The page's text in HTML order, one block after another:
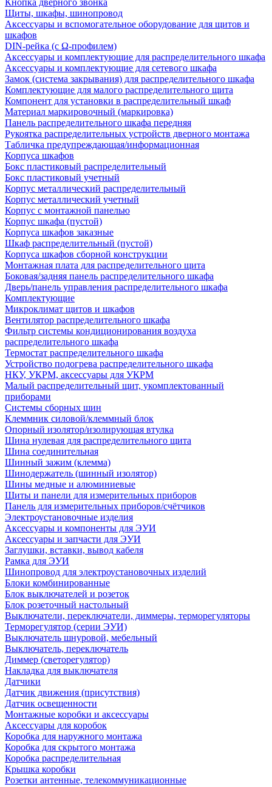
Кнопка дверного звонка
Щиты, шкафы, шинопровод
Аксессуары и вспомогательное оборудование для щитов и
шкафов
DIN-рейка (с Ω-профилем)
Аксессуары и комплектующие для распределительного шкафа
Аксессуары и комплектующие для сетевого шкафа
Замок (система закрывания) для распределительного шкафа
Комплектующие для малого распределительного щита
Компонент для установки в распределительный шкаф
Материал маркировочный (маркировка)
Панель распределительного шкафа передняя
Рукоятка распределительных устройств дверного монтажа
Табличка предупреждающая/информационная
Корпуса шкафов
Бокс пластиковый распределительный
Бокс пластиковый учетный
Корпус металлический распределительный
Корпус металлический учетный
Корпус с монтажной панелью
Корпус шкафа (пустой)
Корпуса шкафов заказные
Шкаф распределительный (пустой)
Корпуса шкафов сборной конструкции
Монтажная плата для распределительного щита
Боковая/задняя панель распределительного шкафа
Дверь/панель управления распределительного шкафа
Комплектующие
Микроклимат щитов и шкафов
Вентилятор распределительного шкафа
Фильтр системы кондиционирования воздуха
распределительного шкафа
Термостат распределительного шкафа
Устройство подогрева распределительного шкафа
НКУ, УКРМ, аксессуары для УКРМ
Малый распределительный щит, укомплектованный
приборами
Системы сборных шин
Клеммник силовой/клеммный блок
Опорный изолятор/изолирующая втулка
Шина нулевая для распределительного щита
Шина соединительная
Шинный зажим (клемма)
Шинодержатель (шинный изолятор)
Шины медные и алюминиевые
Щиты и панели для измерительных приборов
Панель для измерительных приборов/счётчиков
Электроустановочные изделия
Аксессуары и компоненты для ЭУИ
Аксессуары и запчасти для ЭУИ
Заглушки, вставки, вывод кабеля
Рамка для ЭУИ
Шинопровод для электроустановочных изделий
Блоки комбинированные
Блок выключателей и розеток
Блок розеточный настольный
Выключатели, переключатели, диммеры, терморегуляторы
Терморегулятор (серии ЭУИ)
Выключатель шнуровой, мебельный
Выключатель, переключатель
Диммер (светорегулятор)
Накладка для выключателя
Датчики
Датчик движения (присутствия)
Датчик освещенности
Монтажные коробки и аксессуары
Аксессуары для коробок
Коробка для наружного монтажа
Коробка для скрытого монтажа
Коробка распределительная
Крышка коробки
Розетки антенные, телекоммуникационные